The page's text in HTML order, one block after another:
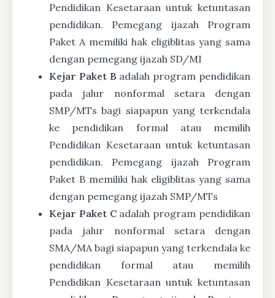
Pendidikan Kesetaraan untuk ketuntasan
pendidikan. Pemegang ijazah Program
Paket A memiliki hak eligiblitas yang sama
dengan pemegang ijazah SD/MI
Kejar Paket B adalah program pendidikan
pada jalur nonformal setara dengan
SMP/MTs bagi siapapun yang terkendala
ke pendidikan formal atau memilih
Pendidikan Kesetaraan untuk ketuntasan
pendidikan. Pemegang ijazah Program
Paket B memiliki hak eligiblitas yang sama
dengan pemegang ijazah SMP/MTs
Kejar Paket Cadalah program pendidikan
pada jalur nonformal setara dengan
SMA/MA bagi siapapun yang terkendala ke
pendidikan formal atau memilih
Pendidikan Kesetaraan untuk ketuntasan